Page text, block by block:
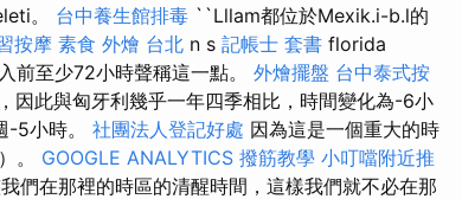
。 台中養生館排毒 ``Lllam都位於Mexik.i-b.l的
按摩 素食 外燴 台北 n s 記帳士 套書 florida
前至少72小時聲稱這一點。 外燴擺盤 台中泰式按
因此與匈牙利幾乎一年四季相比，時間變化為-6小
-5小時。 社團法人登記好處 因為這是一個重大的時
。 GOOGLE ANALYTICS 撥筋教學 小叮噹附近推
們在那裡的時區的清醒時間，這樣我們就不必在那